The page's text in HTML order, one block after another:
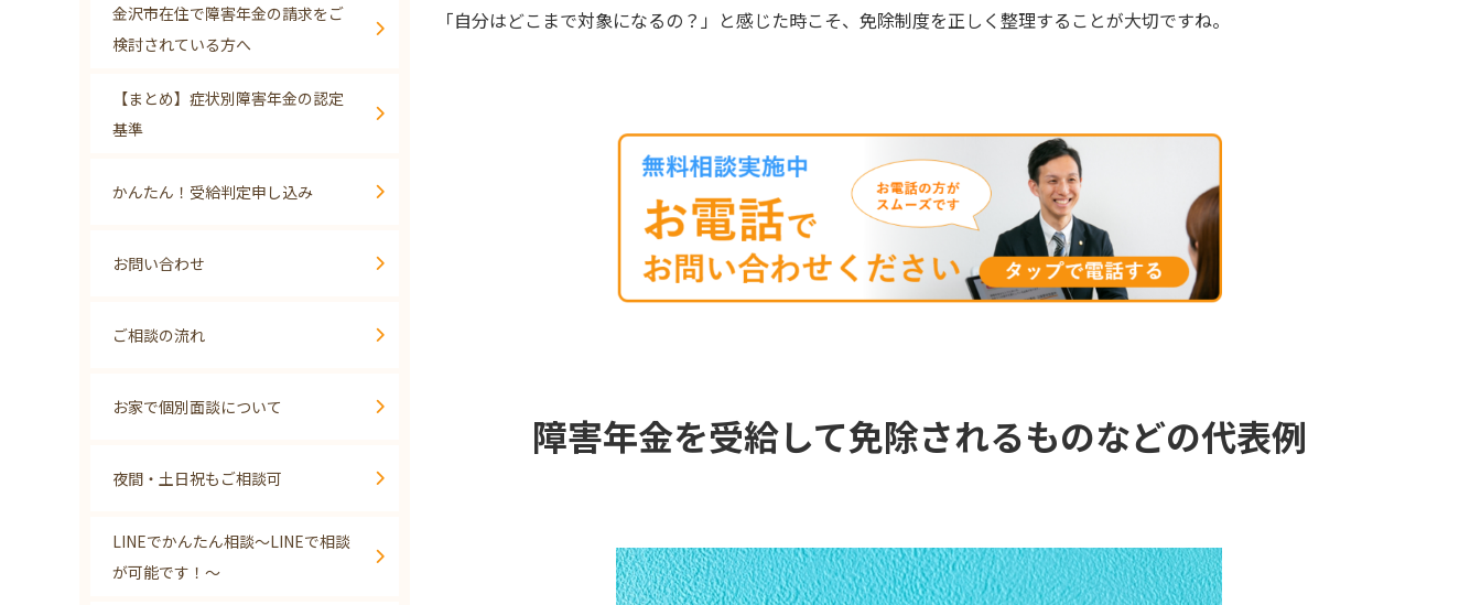
「自分はどこまで対象になるの？」と感じた時こそ、免除制度を正しく整理することが大切ですね。
障害年金を受給して免除されるものなどの代表例
金沢市在住で障害年金の請求をご
検討されている方へ
【まとめ】症状別障害年金の認定
基準
かんたん！受給判定申し込み
お問い合わせ
ご相談の流れ
お家で個別面談について
夜間・土日祝もご相談可
LINEでかんたん相談～LINEで相談
が可能です！～